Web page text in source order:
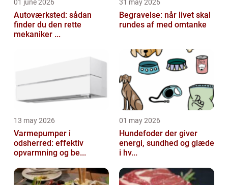
01 june 2026
Autoværksted: sådan
finder du den rette
mekaniker ...
31 may 2026
Begravelse: når livet skal
rundes af med omtanke
13 may 2026
Varmepumper i
odsherred: effektiv
opvarmning og be...
01 may 2026
Hundefoder der giver
energi, sundhed og glæde
i hv...